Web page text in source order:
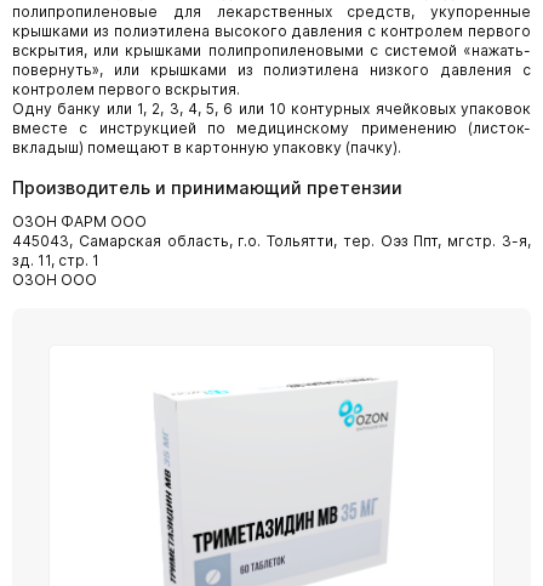
полипропиленовые для лекарственных средств, укупоренные
крышками из полиэтилена высокого давления с контролем первого
вскрытия, или крышками полипропиленовыми с системой «нажать-
повернуть», или крышками из полиэтилена низкого давления с
контролем первого вскрытия.
Одну банку или 1, 2, 3, 4, 5, 6 или 10 контурных ячейковых упаковок
вместе с инструкцией по медицинскому применению (листок-
вкладыш) помещают в картонную упаковку (пачку).
Производитель и принимающий претензии
ОЗОН ФАРМ ООО
445043, Самарская область, г.о. Тольятти, тер. Оэз Ппт, мгстр. 3-я,
зд. 11, стр. 1
ОЗОН ООО